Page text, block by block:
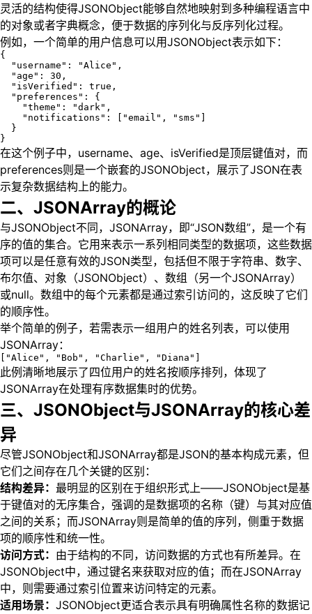
灵活的结构使得JSONObject能够自然地映射到多种编程语言中
的对象或者字典概念，便于数据的序列化与反序列化过程。
例如，一个简单的用户信息可以用JSONObject表示如下：
{
"username": "Alice",
"age": 30,
"isVerified": true,
"preferences": {
"theme": "dark",
"notifications": ["email", "sms"]
}
}
在这个例子中，username、age、isVerified是顶层键值对，而
preferences则是一个嵌套的JSONObject，展示了JSON在表
示复杂数据结构上的能力。
二、JSONArray的概论
与JSONObject不同，JSONArray，即“JSON数组”，是一个有
序的值的集合。它用来表示一系列相同类型的数据项，这些数据
项可以是任意有效的JSON类型，包括但不限于字符串、数字、
布尔值、对象（JSONObject）、数组（另一个JSONArray）
或null。数组中的每个元素都是通过索引访问的，这反映了它们
的顺序性。
举个简单的例子，若需表示一组用户的姓名列表，可以使用
JSONArray：
["Alice", "Bob", "Charlie", "Diana"]
此例清晰地展示了四位用户的姓名按顺序排列，体现了
JSONArray在处理有序数据集时的优势。
三、JSONObject与JSONArray的核心差
异
尽管JSONObject和JSONArray都是JSON的基本构成元素，但
它们之间存在几个关键的区别：
结构差异： 最明显的区别在于组织形式上——JSONObject是基
于键值对的无序集合，强调的是数据项的名称（键）与其对应值
之间的关系；而JSONArray则是简单的值的序列，侧重于数据
项的顺序性和统一性。
访问方式： 由于结构的不同，访问数据的方式也有所差异。在
JSONObject中，通过键名来获取对应的值；而在JSONArray
中，则需要通过索引位置来访问特定的元素。
适用场景： JSONObject更适合表示具有明确属性名称的数据记